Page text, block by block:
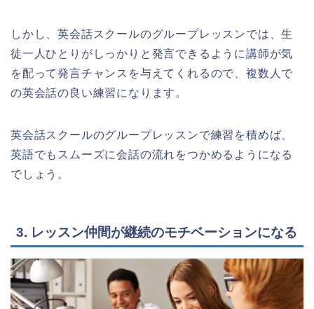
しかし、英会話スクールのグループレッスンでは、生
徒一人ひとりがしっかりと発言できるように講師が気
を配って発言チャンスを与えてくれるので、複数人で
の英会話の良い練習になります。
英会話スクールのグループレッスンで練習を積めば、
英語でもスムーズに会話の流れをつかめるようになる
でしょう。
3. レッスン仲間が継続のモチベーションになる